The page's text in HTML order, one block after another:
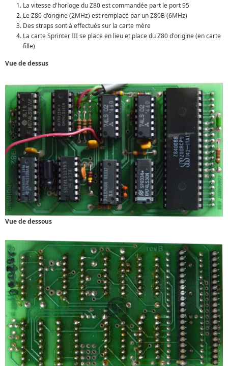
La vitesse d'horloge du Z80 est commandée part le port 95
Le Z80 d'origine (2MHz) est remplacé par un Z80B (6MHz)
Des straps sont à effectués sur la carte mère
La carte Sprinter III se place en lieu et place du Z80 d'origine (en carte
fille)
Vue de dessus
Vue de dessous